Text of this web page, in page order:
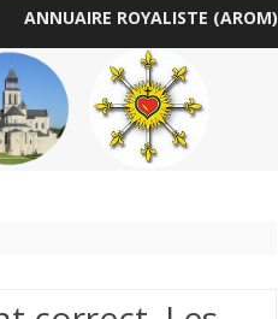
toANNUAIRE ROYALISTE (AROM)